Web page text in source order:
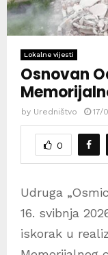
Lokalne vijesti
Osnovan
by Uredništvo 17/
0
Udruga
16. svibnja
iskorak u